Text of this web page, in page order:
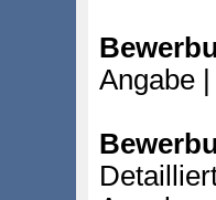
Angabe |